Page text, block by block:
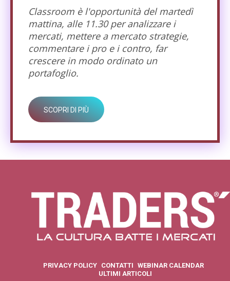
Classroom è l'opportunità del martedì
mattina, alle 11.30 per analizzare i
mercati, mettere a mercato strategie,
commentare i pro e i contro, far
crescere in modo ordinato un
portafoglio.
SCOPRI DI PIÙ
PRIVACY POLICY CONTATTI WEBINAR CALENDAR
ULTIMI ARTICOLI